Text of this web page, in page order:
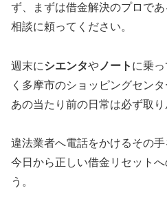
ず、まずは借金解決のプロで
相談に頼ってください。
週末にシエンタや ノート に乗
く多摩市のショッピングセン
あの当たり前の日常は必ず取り
違法業者へ電話をかけるその手
今日から正しい借金リセット
う。